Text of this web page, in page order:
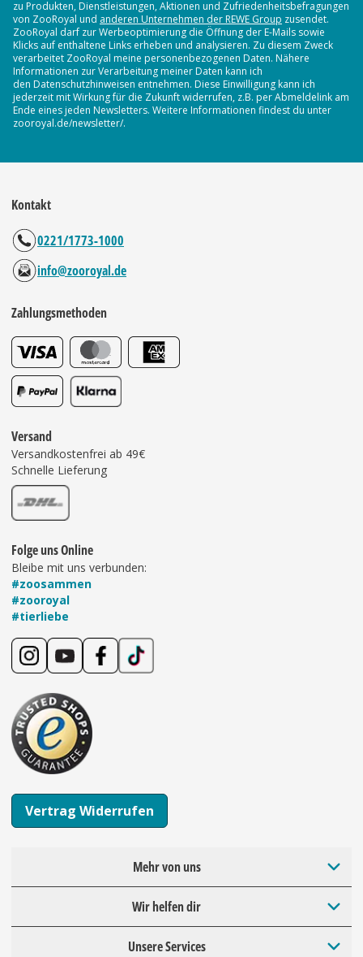
zu Produkten, Dienstleistungen, Aktionen und Zufriedenheitsbefragungen
von ZooRoyal und anderen Unternehmen der REWE Group zusendet.
ZooRoyal darf zur Werbeoptimierung die Öffnung der E-Mails sowie
Klicks auf enthaltene Links erheben und analysieren. Zu diesem Zweck
verarbeitet ZooRoyal meine personenbezogenen Daten. Nähere
Informationen zur Verarbeitung meiner Daten kann ich
den Datenschutzhinweisen entnehmen. Diese Einwilligung kann ich
jederzeit mit Wirkung für die Zukunft widerrufen, z.B. per Abmeldelink am
Ende eines jeden Newsletters. Weitere Informationen findest du unter
zooroyal.de/newsletter/.
Kontakt
0221/1773-1000
info@zooroyal.de
Zahlungsmethoden
Versand
Versandkostenfrei ab 49€
Schnelle Lieferung
Folge uns Online
Bleibe mit uns verbunden:
#zoosammen
#zooroyal
#tierliebe
Vertrag Widerrufen
Mehr von uns
Wir helfen dir
Unsere Services